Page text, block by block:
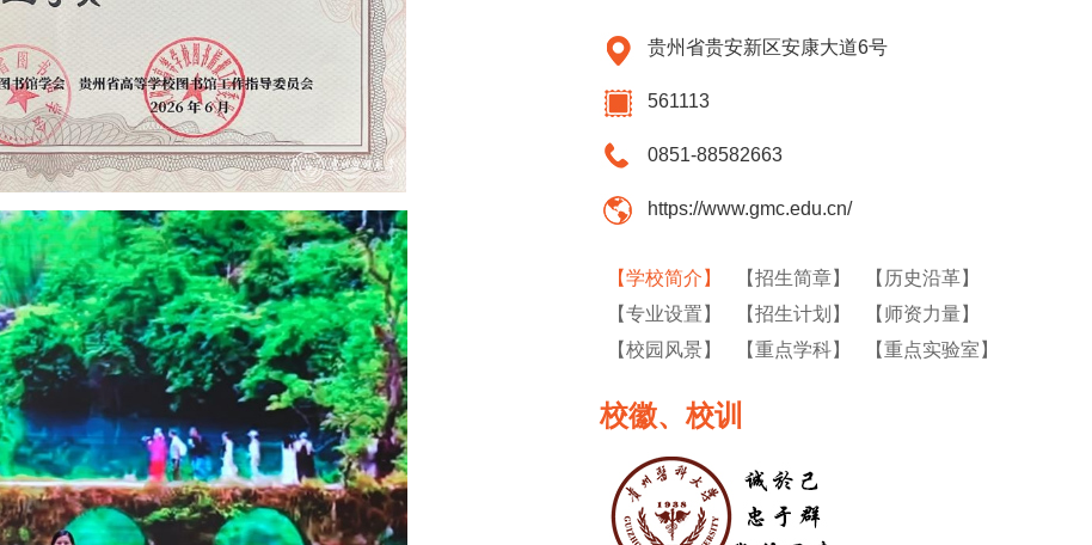
贵州省贵安新区安康大道6号
561113
0851-88582663
https://www.gmc.edu.cn/
【学校简介】 【招生简章】
【历史沿革】
【专业设置】
【招生计划】
【师资力量】
【校园风景】
【重点学科】 【重点实验室】
校徽、校训